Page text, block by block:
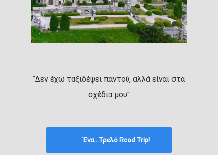
“Δεν έχω ταξιδέψει παντού, αλλά είναι στα
σχέδια μου”
Ένα...Τρελό Road Trip!